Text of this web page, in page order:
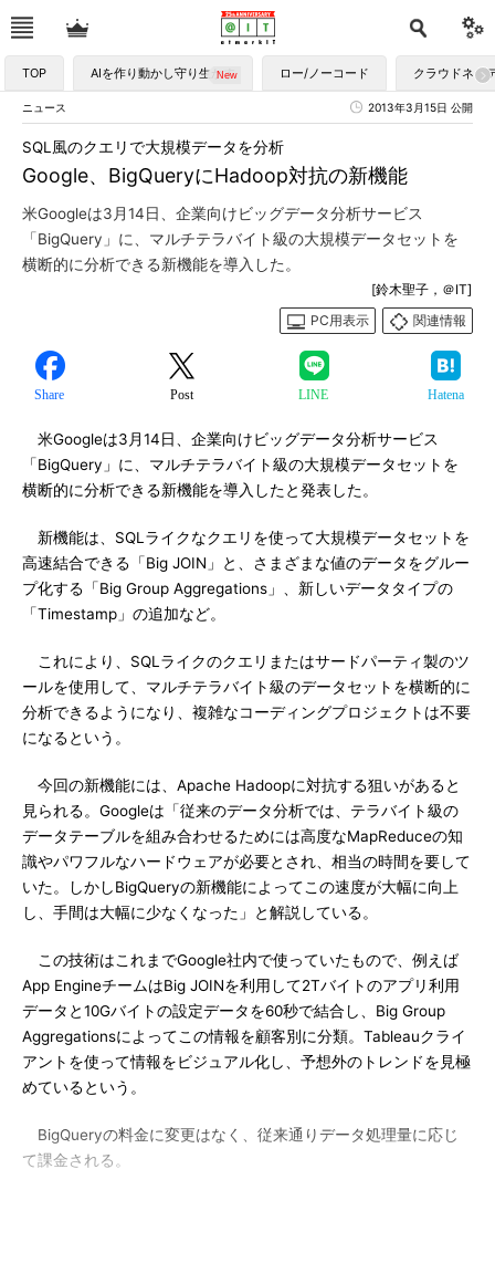
TOP AIを作り動かし守り生かす ロー/ノーコード クラウドネイ
ニュース 2013年3月15日 公開
Google、BigQueryにHadoop対抗の新機能
SQL風のクエリで大規模データを分析
米Googleは3月14日、企業向けビッグデータ分析サービス
「BigQuery」に、マルチテラバイト級の大規模データセットを
横断的に分析できる新機能を導入した。
[鈴木聖子，＠IT]
PC用表示
関連情報
Share Post LINE Hatena
米Googleは3月14日、企業向けビッグデータ分析サービス
「BigQuery」に、マルチテラバイト級の大規模データセットを
横断的に分析できる新機能を導入したと発表した。
新機能は、SQLライクなクエリを使って大規模データセットを
高速結合できる「Big JOIN」と、さまざまな値のデータをグルー
プ化する「Big Group Aggregations」、新しいデータタイプの
「Timestamp」の追加など。
これにより、SQLライクのクエリまたはサードパーティ製のツ
ールを使用して、マルチテラバイト級のデータセットを横断的に
分析できるようになり、複雑なコーディングプロジェクトは不要
になるという。
今回の新機能には、Apache Hadoopに対抗する狙いがあると
見られる。Googleは「従来のデータ分析では、テラバイト級の
データテーブルを組み合わせるためには高度なMapReduceの知
識やパワフルなハードウェアが必要とされ、相当の時間を要して
いた。しかしBigQueryの新機能によってこの速度が大幅に向上
し、手間は大幅に少なくなった」と解説している。
この技術はこれまでGoogle社内で使っていたもので、例えば
App EngineチームはBig JOINを利用して2Tバイトのアプリ利用
データと10Gバイトの設定データを60秒で結合し、Big Group
Aggregationsによってこの情報を顧客別に分類。Tableauクライ
アントを使って情報をビジュアル化し、予想外のトレンドを見極
めているという。
BigQueryの料金に変更はなく、従来通りデータ処理量に応じ
て課金される。